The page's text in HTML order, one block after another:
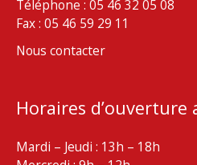
Téléphone : 05 46 32 05 08
Fax : 05 46 59 29 11
Nous contacter
Horaires d’ouverture
Mardi – Jeudi : 13h – 18h